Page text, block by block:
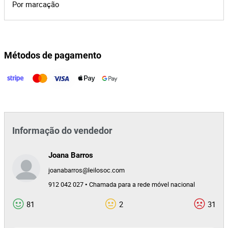
Leilão Eletrónico
Serra de Fita
364,50 €
Portugal
Por marcação
Métodos de pagamento
Informação do vendedor
Joana Barros
joanabarros@leilosoc.com
912 042 027 • Chamada para a rede móvel nacional
81 2 31